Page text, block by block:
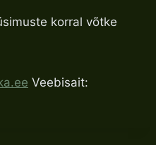
korral võtke
Veebisait: